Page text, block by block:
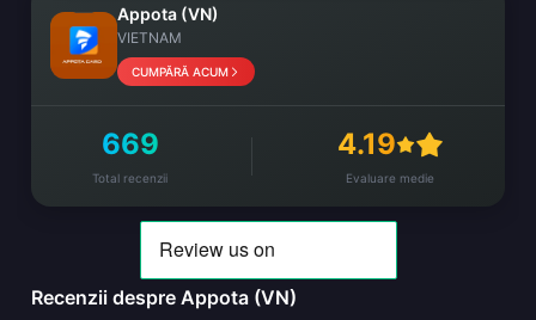
Appota (VN)
VIETNAM
CUMPĂRĂ ACUM
669
Total recenzii
4.19
Evaluare medie
Recenzii despre Appota (VN)